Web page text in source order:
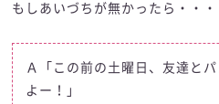
もしあいづちが無かったら・・・
Ａ「この前の土曜日、友達と
よー！」